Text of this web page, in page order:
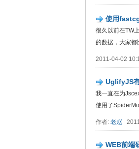
使用
很久以前在TW
的数据，大家都
2011-04-02
UglifyJS
我一直在为
使用了
作者: 老赵
WEB前端